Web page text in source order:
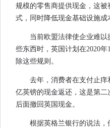
规模的零售商提供现金，这
式，同时降低现金基础设施成
当前欧盟法律使企业难
些东西时，英国计划在2020
除这些规则。
去年，消费者在支付止
亿英镑的现金返还，这是第
后面撤回英国现金。
根据英格兰银行的说法，